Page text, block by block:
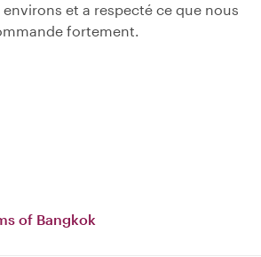
et a respecté ce que nous
fortement.
of Bangkok